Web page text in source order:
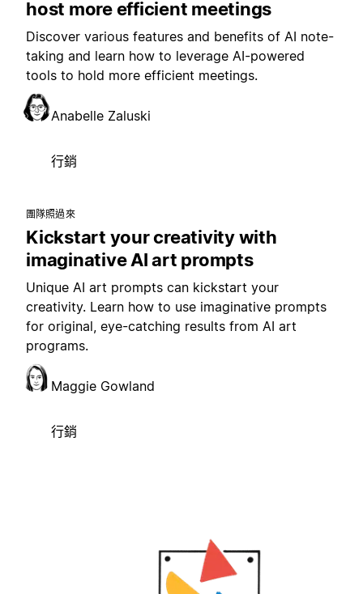
host more efficient meetings
Discover various features and benefits of AI note-
taking and learn how to leverage AI-powered
tools to hold more efficient meetings.
Anabelle Zaluski
行銷
團隊照過來
Kickstart your creativity with
imaginative AI art prompts
Unique AI art prompts can kickstart your
creativity. Learn how to use imaginative prompts
for original, eye-catching results from AI art
programs.
Maggie Gowland
行銷